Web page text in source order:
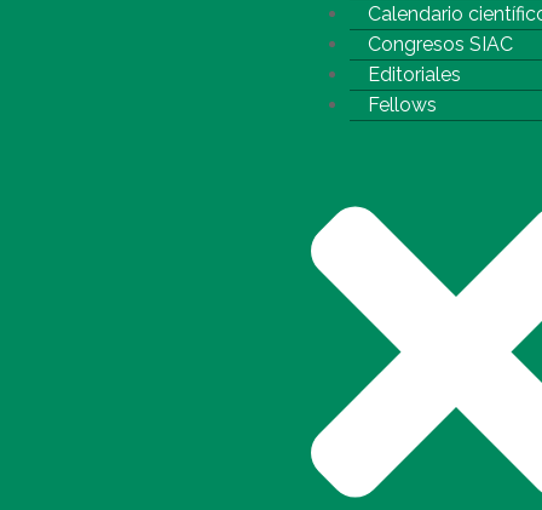
Calendario
Congresos SIAC
Editoriales
Fellows